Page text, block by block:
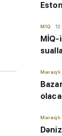
MİQ
Maraqlı
Maraqlı